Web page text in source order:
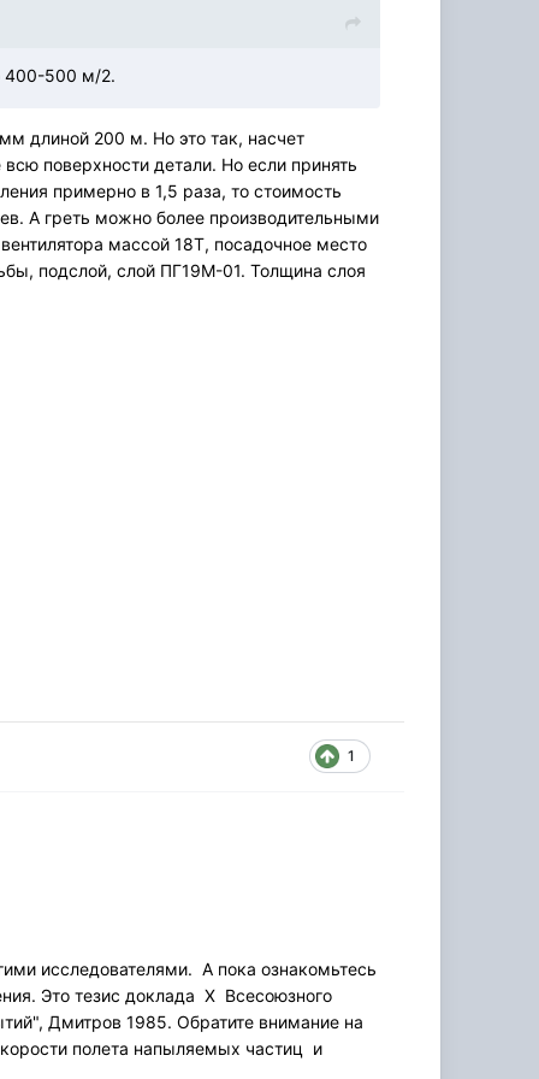
400-500 м/2.
длиной 200 м. Но это так, насчет
поверхности детали. Но если принять
примерно в 1,5 раза, то стоимость
А греть можно более производительными
массой 18Т, посадочное место
подслой, слой ПГ19М-01. Толщина слоя
1
исследователями. А пока ознакомьтесь
Это тезис доклада Х Всесоюзного
Дмитров 1985. Обратите внимание на
полета напыляемых частиц и